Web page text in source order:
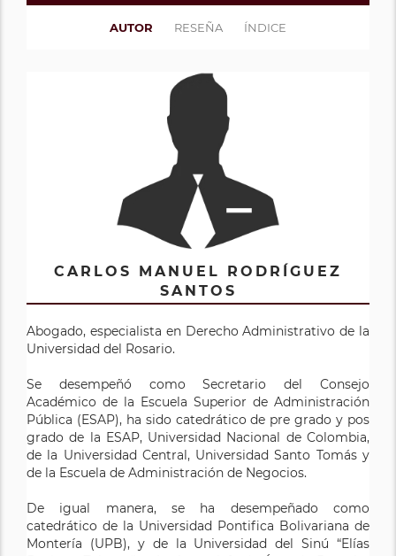
AUTOR RESEÑA ÍNDICE
CARLOS MANUEL RODRÍGUEZ
SANTOS
Abogado, especialista en Derecho Administrativo de la
Universidad del Rosario.
Se desempeñó como Secretario del Consejo
Académico de la Escuela Superior de Administración
Pública (ESAP), ha sido catedrático de pre grado y pos
grado de la ESAP, Universidad Nacional de Colombia,
de la Universidad Central, Universidad Santo Tomás y
de la Escuela de Administración de Negocios.
De igual manera, se ha desempeñado como
catedrático de la Universidad Pontifica Bolivariana de
Montería (UPB), y de la Universidad del Sinú “Elías